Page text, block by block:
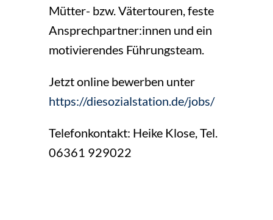
Mütter- bzw. Vätertouren, feste
Ansprechpartner:innen und ein
motivierendes Führungsteam.
Jetzt online bewerben unter
https://diesozialstation.de/jobs/
Telefonkontakt: Heike Klose, Tel.
06361 929022